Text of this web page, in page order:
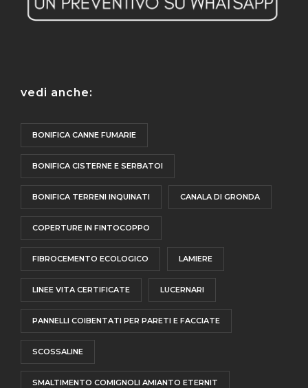
vedi anche:
BONIFICA CANNE FUMARIE
BONIFICA CISTERNE E SERBATOI
BONIFICA TERRENI INQUINATI CANALA DI GRONDA
COPERTURE IN FINTOCOPPO
FIBROCEMENTO ECOLOGICO LAMIERE
LINEE VITA CERTIFICATE LUCERNARI
PANNELLI COIBENTATI PER PARETI E FACCIATE
SCOSSALINE
SMALTIMENTO COMIGNOLI AMIANTO ETERNIT